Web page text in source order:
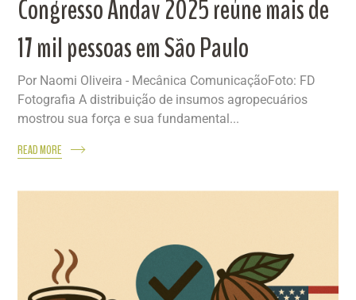
Congresso Andav 2025 reúne mais de
17 mil pessoas em São Paulo
Por Naomi Oliveira - Mecânica ComunicaçãoFoto: FD
Fotografia A distribuição de insumos agropecuários
mostrou sua força e sua fundamental...
READ MORE